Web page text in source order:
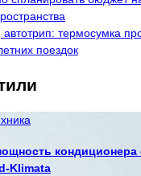
термосумка
поездок
кондиционера
Klimata